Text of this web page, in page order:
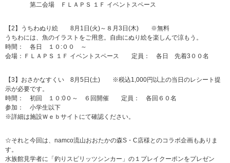
第二会場 ＦＬＡＰＳ １Ｆ イベントスペース
【2】うちわぬり絵 8月1日(火)～８月3日(木) ※無料
うちわには、魚のイラストをご用意。自由にぬり絵を楽しんで涼もう。
時間： 各日 １０:００ ～
会場：ＦＬＡＰＳ １Ｆ イベントスペース 定員： 各日 先着3００名
【3】おさかなすくい 8月5日(土) ※税込1,000円以上の当日のレシート提
示が必要です。
時間： 初回 １０:0０～ ６回開催 定員： 各回６０名
参加： 小学生以下
※詳細は施設Ｗｅｂサイトにて確認ください。
☆それと今回は、namco流山おおたかの森S・C店様とのコラボ企画もありま
す。
水族館見学者に「釣りスピリッツシンカー」の１プレイクーポンをプレゼン